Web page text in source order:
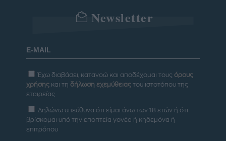
Newsletter
Έχω διαβάσει, κατανοώ και αποδέχομαι τους όρους
χρήσης και τη δήλωση εχεμύθειας του ιστοτόπου της
εταιρείας
Δηλώνω υπεύθυνα ότι είμαι άνω των 18 ετών ή ότι
βρίσκομαι υπό την εποπτεία γονέα ή κηδεμόνα ή
επιτρόπου